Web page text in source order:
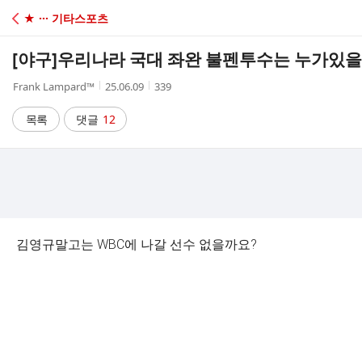
C
A
★ ··· 기타스포츠
[야구]우리나라 국대 좌완 불펜투수는 누가있
작
자
Frank Lampard™
작
시
간
25.06.09
조
339
목록 댓글 12
김영규말고는 WBC에 나갈 선수 없을까요?